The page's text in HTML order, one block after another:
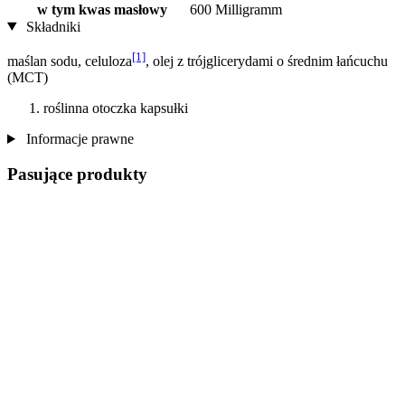
w tym kwas masłowy
600 Milligramm
Składniki
maślan sodu, celuloza[1], olej z trójglicerydami o średnim łańcuchu
(MCT)
roślinna otoczka kapsułki
Informacje prawne
Pasujące produkty